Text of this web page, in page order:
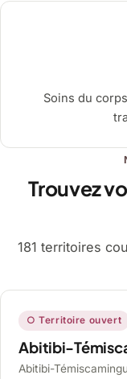
Soins du
Trouvez
181 territoires
○ Territoire ouvert
Abitibi-
Abitibi-